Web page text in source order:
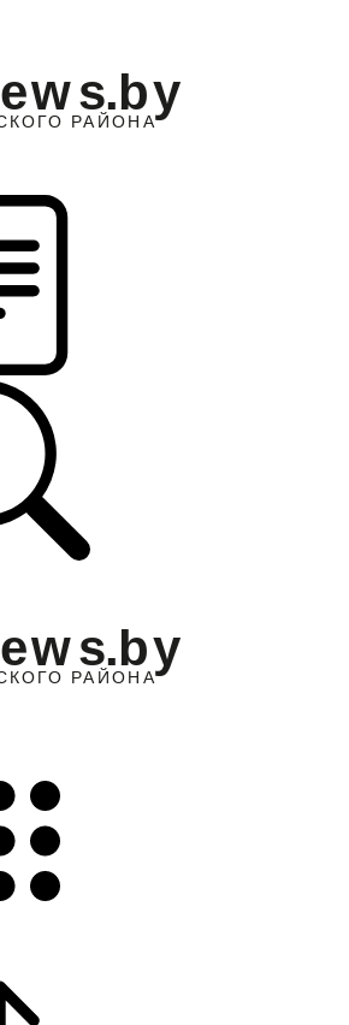
КО ГО РАЙОНА
ews.by